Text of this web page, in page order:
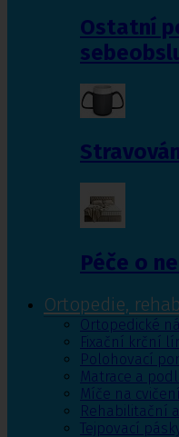
Ostatní
Péče o
Ortopedie,
Ortopedické
Fixační krční
Polohovací
Matrace a
Míče na
Rehabilitační
Tejpovací